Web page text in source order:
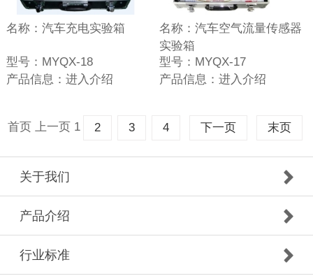
名称： 汽车充电实验箱
型号： MYQX-18
产品信息： 进入介绍
名称：汽车空气流量传感器
实验箱
型号： MYQX-17
产品信息：进入介绍
首页 上一页 1 2 3 4 下一页 末页
关于我们
产品介绍
行业标准